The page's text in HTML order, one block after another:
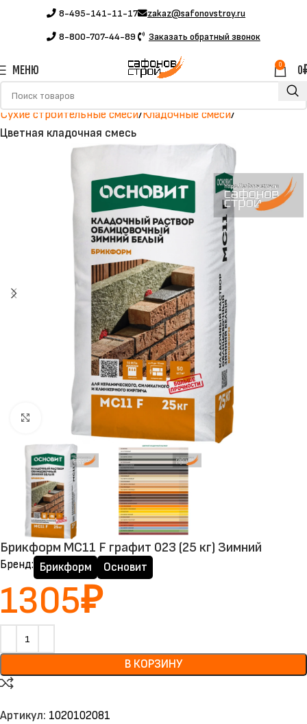
8-495-141-11-17
8-800-707-44-89
zakaz@safonovstroy.ru
Заказать обратный звонок
МЕНЮ 0 0
Главная Каталог
Сухие строительные смеси Кладочные смеси
Цветная кладочная смесь
Нажмите, чтобы увеличить
Брикформ MC11 F графит 023 (25 кг) Зимний
Бренд: Брикформ Основит
1305₽
В КОРЗИНУ
Артикул: 1020102081